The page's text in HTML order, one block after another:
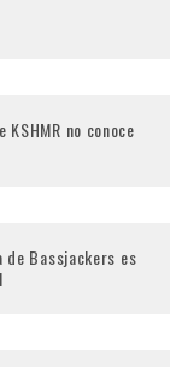
KSHMR no conoce
de Bassjackers es